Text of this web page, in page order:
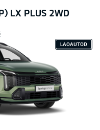
LX PLUS 2WD
LAOAUTOD